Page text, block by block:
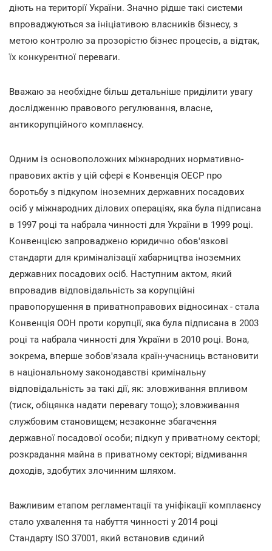
діють на території України. Значно рідше такі системи
впроваджуються за ініціативою власників бізнесу, з
метою контролю за прозорістю бізнес процесів, а відтак,
їх конкурентної переваги.
Вважаю за необхідне більш детальніше приділити увагу
дослідженню правового регулювання, власне,
антикорупційного комплаєнсу.
Одним із основоположних міжнародних нормативно-
правових актів у цій сфері є Конвенція ОЕСР про
боротьбу з підкупом іноземних державних посадових
осіб у міжнародних ділових операціях, яка була підписана
в 1997 році та набрала чинності для України в 1999 році.
Конвенцією запроваджено юридично обов'язкові
стандарти для криміналізації хабарництва іноземних
державних посадових осіб. Наступним актом, який
впровадив відповідальність за корупційні
правопорушення в приватноправових відносинах - стала
Конвенція ООН проти корупції, яка була підписана в 2003
році та набрала чинності для України в 2010 році. Вона,
зокрема, вперше зобов'язала країн-учасниць встановити
в національному законодавстві кримінальну
відповідальність за такі дії, як: зловживання впливом
(тиск, обіцянка надати перевагу тощо); зловживання
службовим становищем; незаконне збагачення
державної посадової особи; підкуп у приватному секторі;
розкрадання майна в приватному секторі; відмивання
доходів, здобутих злочинним шляхом.
Важливим етапом регламентації та уніфікації комплаєнсу
стало ухвалення та набуття чинності у 2014 році
Стандарту ISO 37001, який встановив єдиний